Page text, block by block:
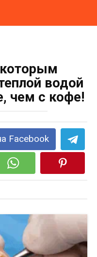
водой
чем с кофе!
Facebook